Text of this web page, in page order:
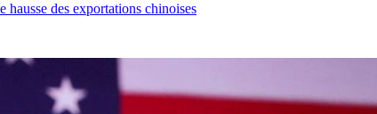
des exportations chinoises